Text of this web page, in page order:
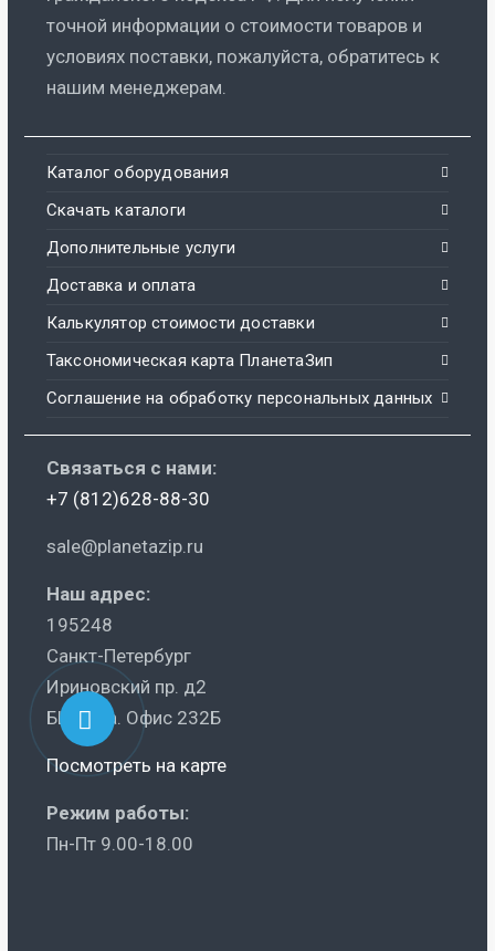
точной информации о стоимости товаров и
условиях поставки, пожалуйста, обратитесь к
нашим менеджерам.
Каталог оборудования
Скачать каталоги
Дополнительные услуги
Доставка и оплата
Калькулятор стоимости доставки
Таксономическая карта ПланетаЗип
Соглашение на обработку персональных данных
Связаться с нами:
+7 (812)628-88-30
sale@planetazip.ru
Наш адрес:
195248
Санкт-Петербург
Ириновский пр. д2
БЦ Ника. Офис 232Б
Посмотреть на карте
Режим работы:
Пн-Пт 9.00-18.00